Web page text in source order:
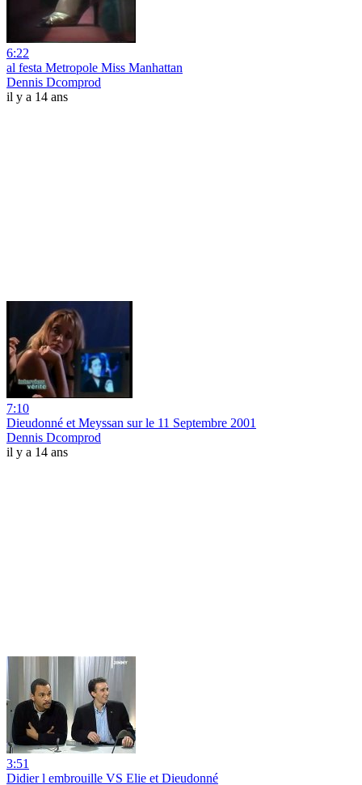
6:22
al festa Metropole Miss Manhattan
Dennis Dcomprod
il y a 14 ans
7:10
Dieudonné et Meyssan sur le 11 Septembre 2001
Dennis Dcomprod
il y a 14 ans
3:51
Didier l embrouille VS Elie et Dieudonné